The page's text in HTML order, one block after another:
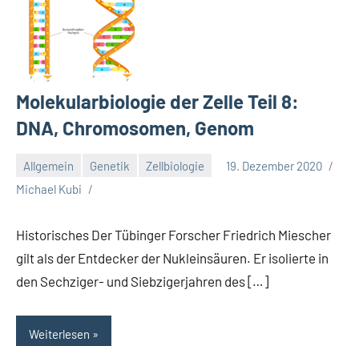
Molekularbiologie der Zelle Teil 8:
DNA, Chromosomen, Genom
Allgemein Genetik Zellbiologie
19. Dezember 2020
Michael Kubi
Historisches Der Tübinger Forscher Friedrich Miescher
gilt als der Entdecker der Nukleinsäuren. Er isolierte in
den Sechziger- und Siebzigerjahren des […]
Weiterlesen